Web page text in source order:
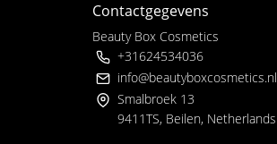
Contactgegevens
Beauty Box Cosmetics
+31624534036
info@beautyboxcosmetics.nl
Smalbroek 13
9411TS, Beilen, Netherlands